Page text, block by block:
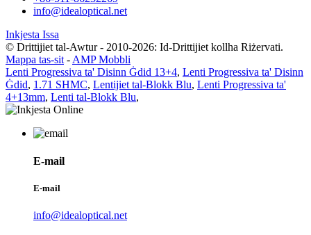
info@idealoptical.net
Inkjesta Issa
© Drittijiet tal-Awtur - 2010-2026: Id-Drittijiet kollha Riżervati.
Mappa tas-sit - AMP Mobbli
Lenti Progressiva ta' Disinn Ġdid 13+4, Lenti Progressiva ta' Disinn
Ġdid, 1.71 SHMC, Lentijiet tal-Blokk Blu, Lenti Progressiva ta'
4+13mm, Lenti tal-Blokk Blu,
E-mail
E-mail
info@idealoptical.net